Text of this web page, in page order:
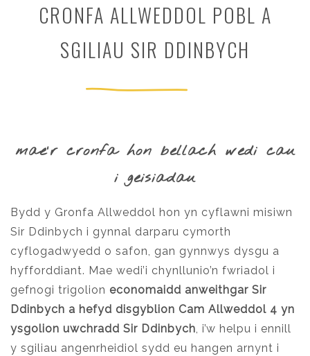
CRONFA ALLWEDDOL POBL A
SGILIAU SIR DDINBYCH
mae’r cronfa hon bellach wedi cau
i geisiadau
Bydd y Gronfa Allweddol hon yn cyflawni misiwn
Sir Ddinbych i gynnal darparu cymorth
cyflogadwyedd o safon, gan gynnwys dysgu a
hyfforddiant. Mae wedi’i chynllunio’n fwriadol i
gefnogi trigolion economaidd anweithgar Sir
Ddinbych a hefyd disgyblion Cam Allweddol 4 yn
ysgolion uwchradd Sir Ddinbych, i’w helpu i ennill
y sgiliau angenrheidiol sydd eu hangen arnynt i